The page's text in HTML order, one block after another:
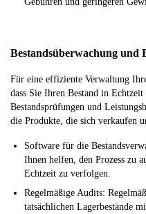
Bestandsüberwachung und
Für eine effiziente Verwaltung
dass Sie Ihren Bestand in
Bestandsprüfungen und
die Produkte, die sich verkaufen
Software für die
Ihnen helfen, den Prozess zu
Echtzeit zu verfolgen.
Regelmäßige Audits:
tatsächlichen Lagerbestände